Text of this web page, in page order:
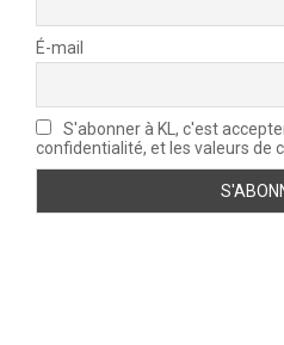
É-mail
S'abonner à KL, c'est
confidentialité, et les valeurs de